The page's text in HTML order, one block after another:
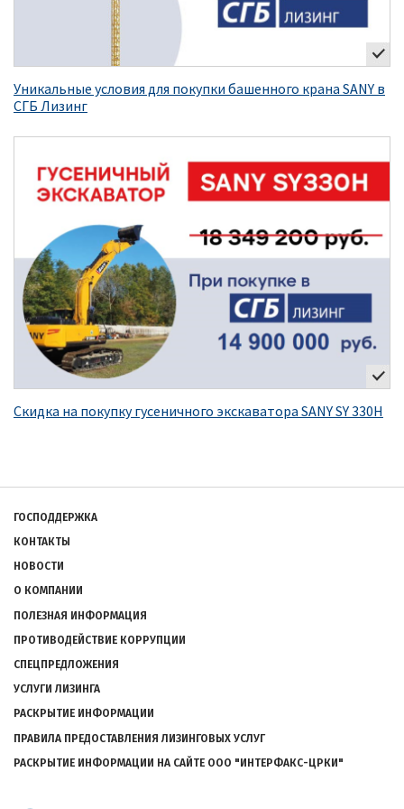
Уникальные условия для покупки башенного крана SANY в
СГБ Лизинг
Скидка на покупку гусеничного экскаватора SANY SY 330H
Подвал
ГОСПОДДЕРЖКА
КОНТАКТЫ
НОВОСТИ
О КОМПАНИИ
ПОЛЕЗНАЯ ИНФОРМАЦИЯ
ПРОТИВОДЕЙСТВИЕ КОРРУПЦИИ
СПЕЦПРЕДЛОЖЕНИЯ
УСЛУГИ ЛИЗИНГА
РАСКРЫТИЕ ИНФОРМАЦИИ
ПРАВИЛА ПРЕДОСТАВЛЕНИЯ ЛИЗИНГОВЫХ УСЛУГ
РАСКРЫТИЕ ИНФОРМАЦИИ НА САЙТЕ ООО "ИНТЕРФАКС-ЦРКИ"